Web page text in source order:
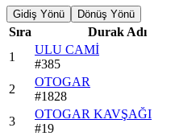
Gidiş Yönü Dönüş Yönü
Sıra Durak Adı
1
ULU CAMİ
#385
2
OTOGAR
#1828
3
OTOGAR KAVŞAĞI
#19